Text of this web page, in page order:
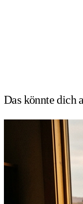
Das könnte dich